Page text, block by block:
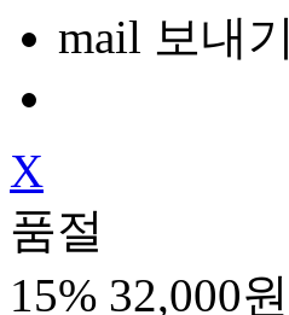
mail 보내기
X
품절
15% 32,000원